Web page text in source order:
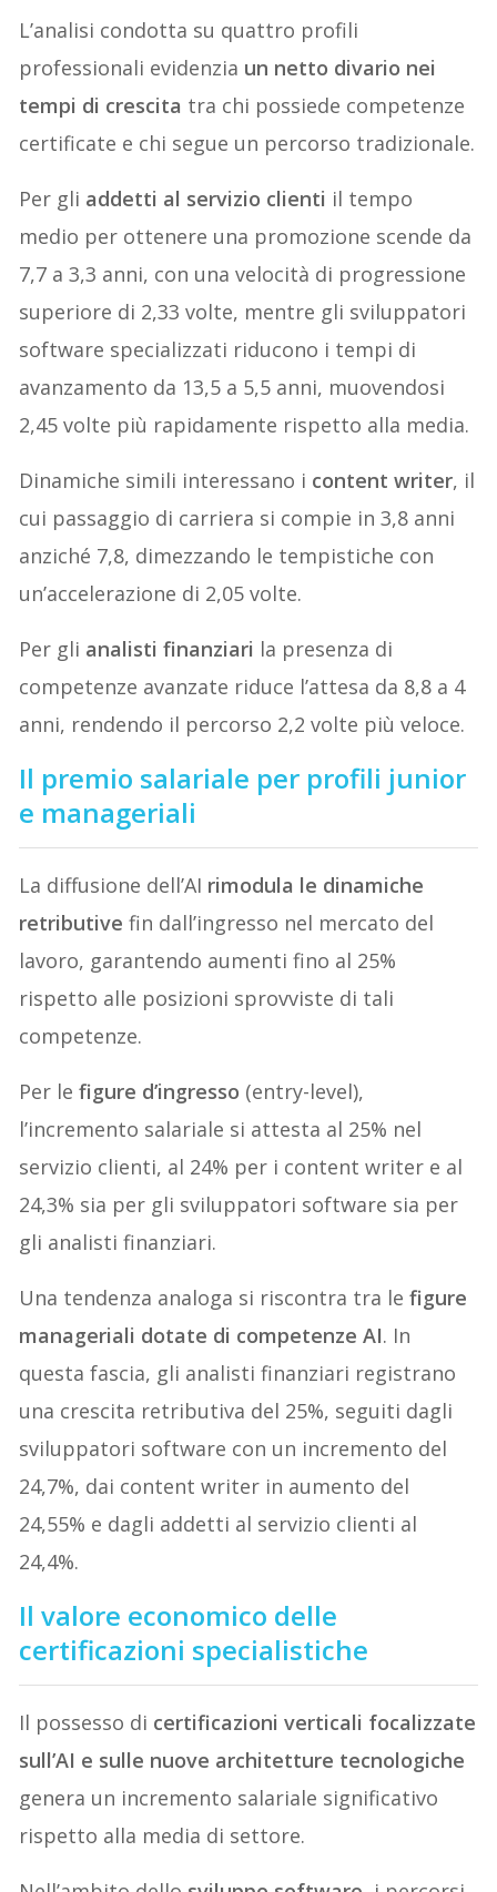
L’analisi condotta su quattro profili
professionali evidenzia un netto divario nei
tempi di crescita tra chi possiede competenze
certificate e chi segue un percorso tradizionale.
Per gli addetti al servizio clienti il tempo
medio per ottenere una promozione scende da
7,7 a 3,3 anni, con una velocità di progressione
superiore di 2,33 volte, mentre gli sviluppatori
software specializzati riducono i tempi di
avanzamento da 13,5 a 5,5 anni, muovendosi
2,45 volte più rapidamente rispetto alla media.
Dinamiche simili interessano i content writer, il
cui passaggio di carriera si compie in 3,8 anni
anziché 7,8, dimezzando le tempistiche con
un’accelerazione di 2,05 volte.
Per gli analisti finanziari la presenza di
competenze avanzate riduce l’attesa da 8,8 a 4
anni, rendendo il percorso 2,2 volte più veloce.
Il premio salariale per profili junior
e manageriali
La diffusione dell’AI rimodula le dinamiche
retributive fin dall’ingresso nel mercato del
lavoro, garantendo aumenti fino al 25%
rispetto alle posizioni sprovviste di tali
competenze.
Per lefigure d’ingresso (entry-level),
l’incremento salariale si attesta al 25% nel
servizio clienti, al 24% per i content writer e al
24,3% sia per gli sviluppatori software sia per
gli analisti finanziari.
Una tendenza analoga si riscontra tra lefigure
manageriali dotate di competenze AI. In
questa fascia, gli analisti finanziari registrano
una crescita retributiva del 25%, seguiti dagli
sviluppatori software con un incremento del
24,7%, dai content writer in aumento del
24,55% e dagli addetti al servizio clienti al
24,4%.
Il valore economico delle
certificazioni specialistiche
Il possesso di certificazioni verticali focalizzate
sull’AI e sulle nuove architetture tecnologiche
genera un incremento salariale significativo
rispetto alla media di settore.